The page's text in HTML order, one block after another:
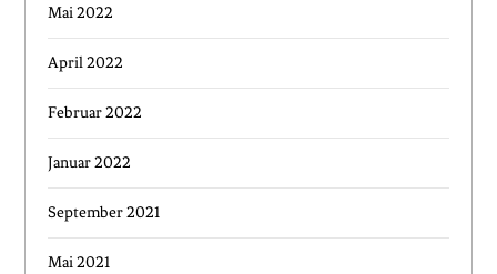
Mai 2022
April 2022
Februar 2022
Januar 2022
September 2021
Mai 2021